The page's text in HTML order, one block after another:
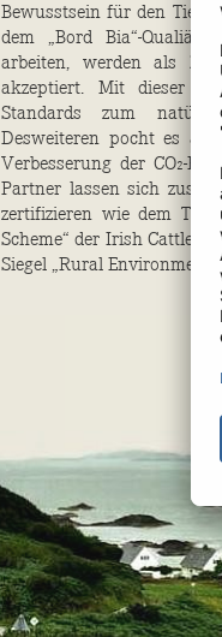
Bewusstsein für den Tier-
dem „Bord Bia“-
arbeiten, werden als
akzeptiert. Mit dieser
Standards zum
Desweiteren pocht es
Verbesserung der CO₂-
Partner lassen sich
zertifizieren wie dem
Scheme“ der Irish Cattle
Siegel „Rural Environment